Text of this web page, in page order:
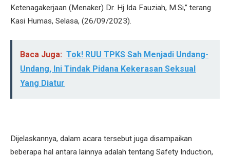
Ketenagakerjaan (Menaker) Dr. Hj Ida Fauziah, M.Si,” terang
Kasi Humas, Selasa, (26/09/2023).
Baca Juga: Tok! RUU TPKS Sah Menjadi Undang-
Undang, Ini Tindak Pidana Kekerasan Seksual
Yang Diatur
Dijelaskannya, dalam acara tersebut juga disampaikan
beberapa hal antara lainnya adalah tentang Safety Induction,